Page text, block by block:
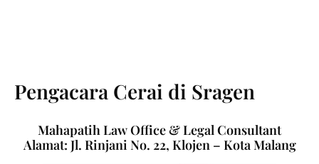
Pengacara Cerai di Sragen
Mahapatih Law Office & Legal Consultant
Alamat: Jl. Rinjani No. 22, Klojen – Kota Malang